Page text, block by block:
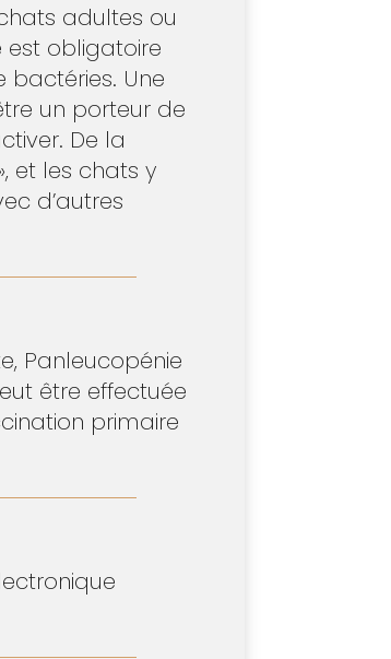
adultes ou
obligatoire
Une
un porteur de
De la
et les chats y
d’autres
Panleucopénie
être effectuée
primaire